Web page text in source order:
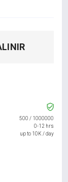
500 / 1000000
0-12 hrs
up to 10K / day